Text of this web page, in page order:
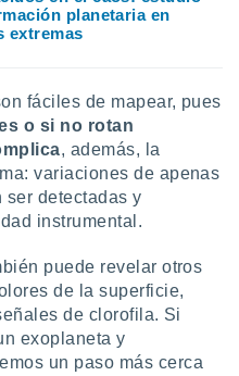
planetaria en
extremas
fáciles de mapear, pues
o si no rotan
, además, la
variaciones de apenas
ser detectadas y
instrumental.
puede revelar otros
de la superficie,
de clorofila. Si
exoplaneta y
un paso más cerca